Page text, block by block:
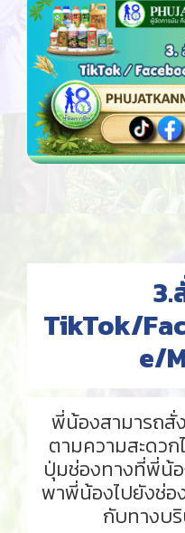
3.
TikTok/
e/
พี่น้องสามารถสั่
ตามความสะดว
ปุ่มช่องทางที่พี่น้อ
พาพี่น้องไปยังช่อ
กับทางบ